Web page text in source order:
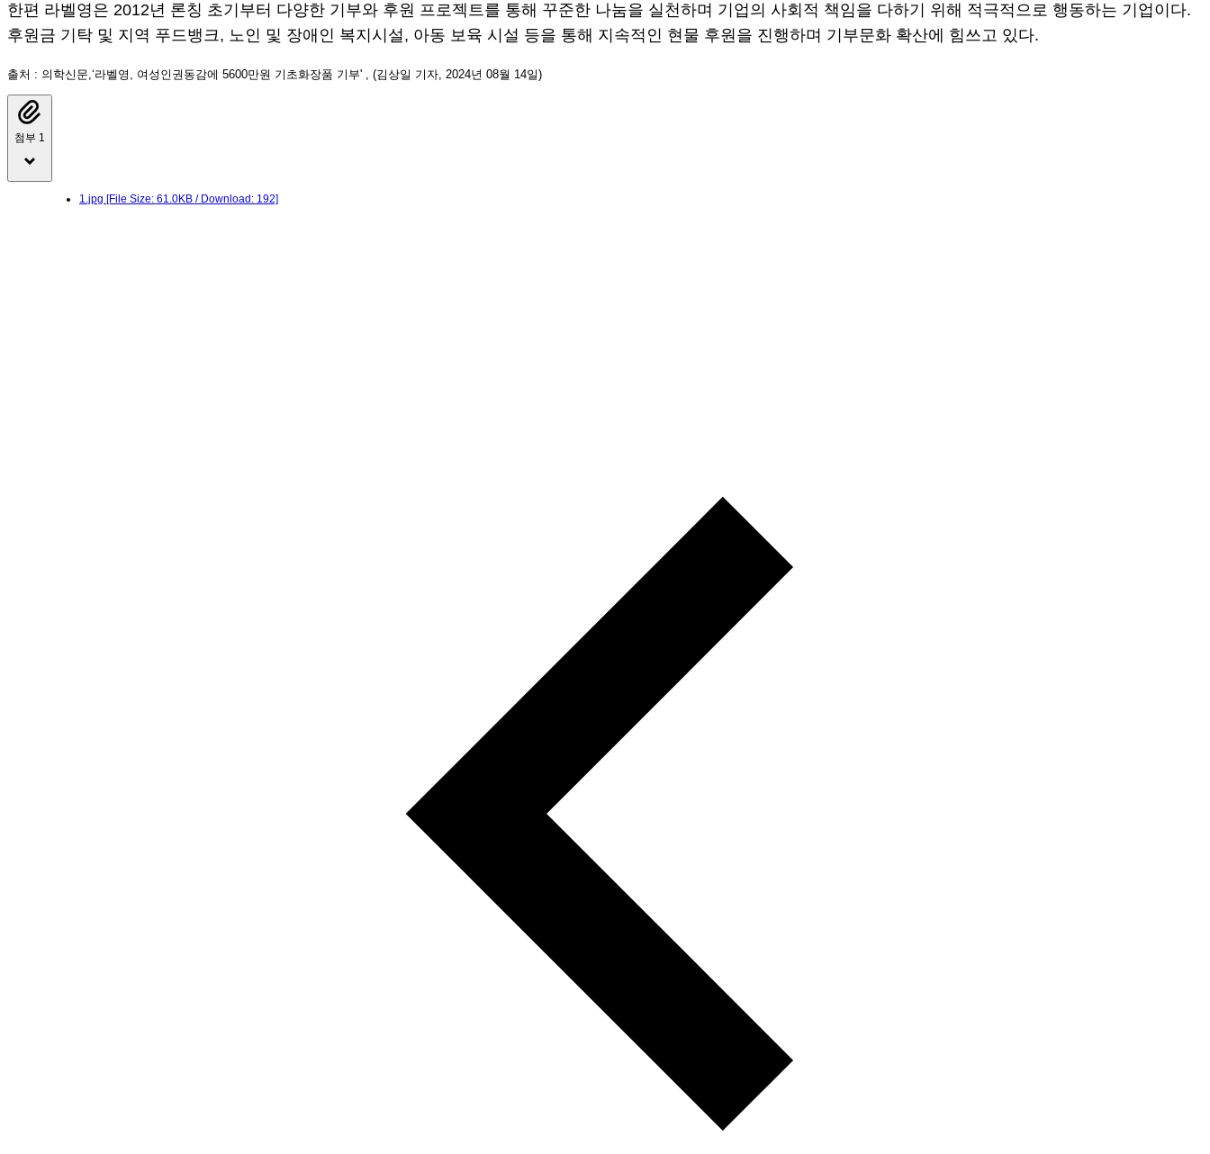
한편 라벨영은 2012년 론칭 초기부터 다양한 기부와 후원 프로젝트를 통해 꾸준한 나눔을 실천하며 기업의 사회적 책임을 다하기 위해 적극적으로 행동하는 기업이다.
후원금 기탁 및 지역 푸드뱅크, 노인 및 장애인 복지시설, 아동 보육 시설 등을 통해 지속적인 현물 후원을 진행하며 기부문화 확산에 힘쓰고 있다.
출처 : 의학신문,‘라벨영, 여성인권동감에 5600만원 기초화장품 기부' , (김상일 기자, 2024년 08월 14일)
첨부 1
1.jpg [File Size: 61.0KB / Download: 192]